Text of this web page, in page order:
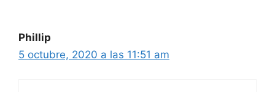
Phillip
5 octubre, 2020 a las 11:51 am